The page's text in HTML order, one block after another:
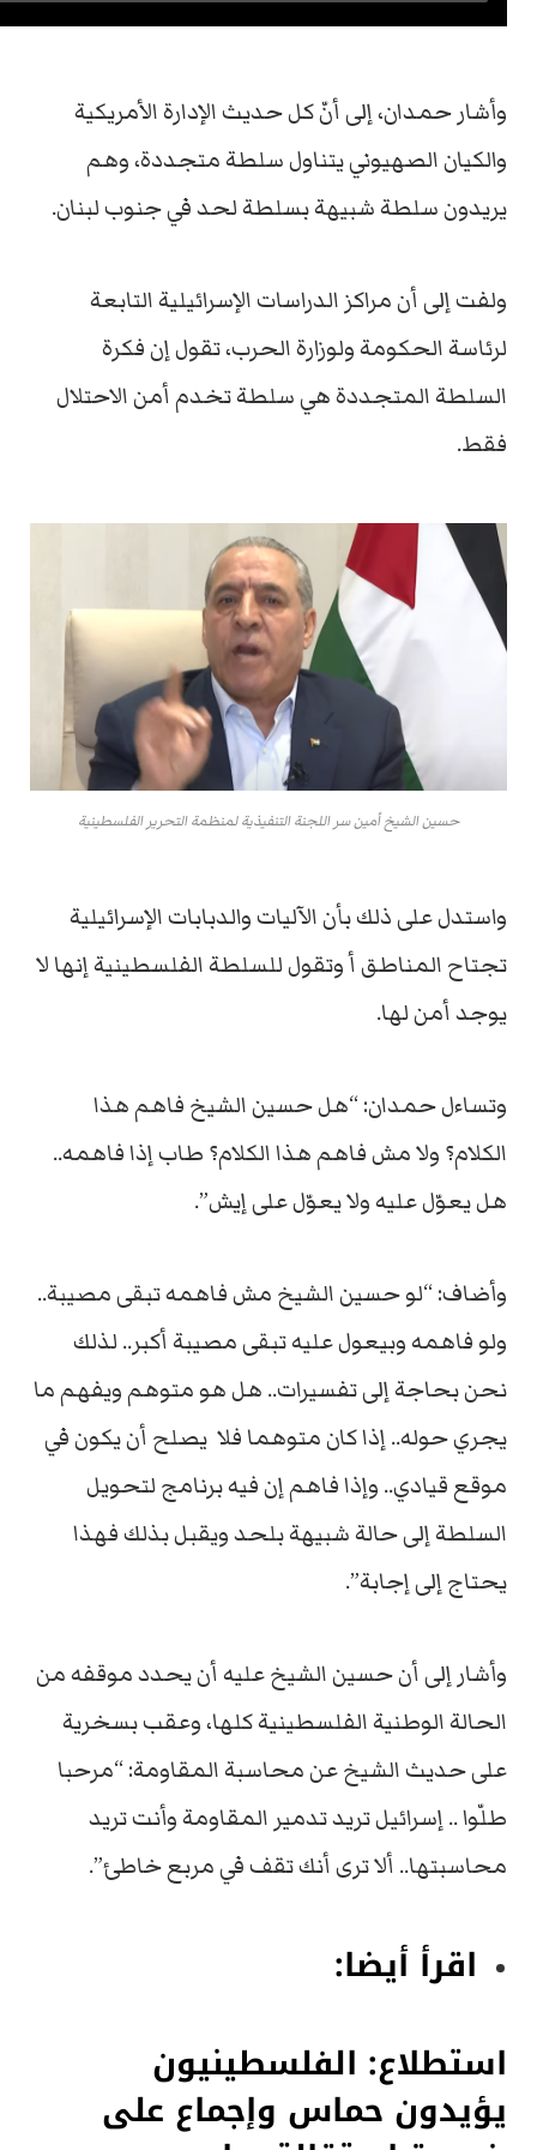
وأشار حمدان، إلى أنّ كل حديث الإدارة الأمريكية
والكيان الصهيوني يتناول سلطة متجددة، وهم
يريدون سلطة شبيهة بسلطة لحد في جنوب لبنان.
ولفت إلى أن مراكز الدراسات الإسرائيلية التابعة
لرئاسة الحكومة ولوزارة الحرب، تقول إن فكرة
السلطة المتجددة هي سلطة تخدم أمن الاحتلال
فقط.
حسين الشيخ أمين سر اللجنة التنفيذية لمنظمة التحرير الفلسطينية
واستدل على ذلك بأن الآليات والدبابات الإسرائيلية
تجتاح المناطق أ وتقول للسلطة الفلسطينية إنها لا
يوجد أمن لها.
وتساءل حمدان: “هل حسين الشيخ فاهم هذا
الكلام؟ ولا مش فاهم هذا الكلام؟ طاب إذا فاهمه..
هل يعوّل عليه ولا يعوّل على إيش”.
وأضاف: “لو حسين الشيخ مش فاهمه تبقى مصيبة..
ولو فاهمه وبيعول عليه تبقى مصيبة أكبر.. لذلك
نحن بحاجة إلى تفسيرات.. هل هو متوهم ويفهم ما
يجري حوله.. إذا كان متوهما فلا يصلح أن يكون في
موقع قيادي.. وإذا فاهم إن فيه برنامج لتحويل
السلطة إلى حالة شبيهة بلحد ويقبل بذلك فهذا
يحتاج إلى إجابة”.
وأشار إلى أن حسين الشيخ عليه أن يحدد موقفه من
الحالة الوطنية الفلسطينية كلها، وعقب بسخرية
على حديث الشيخ عن محاسبة المقاومة: “مرحبا
طلّوا .. إسرائيل تريد تدمير المقاومة وأنت تريد
محاسبتها.. ألا ترى أنك تقف في مربع خاطئ”.
اقرأ أيضا:
استطلاع: الفلسطينيون
يؤيدون حماس وإجماع على